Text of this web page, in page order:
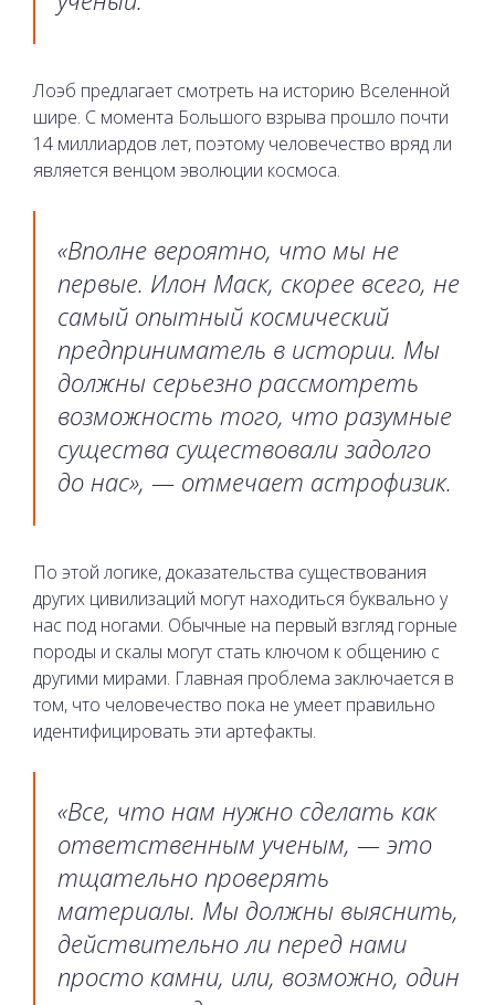
Лоэб предлагает смотреть на историю Вселенной
шире. С момента Большого взрыва прошло почти
14 миллиардов лет, поэтому человечество вряд ли
является венцом эволюции космоса.
«Вполне вероятно, что мы не
первые. Илон Маск, скорее всего, не
самый опытный космический
предприниматель в истории. Мы
должны серьезно рассмотреть
возможность того, что разумные
существа существовали задолго
до нас», — отмечает астрофизик.
По этой логике, доказательства существования
других цивилизаций могут находиться буквально у
нас под ногами. Обычные на первый взгляд горные
породы и скалы могут стать ключом к общению с
другими мирами. Главная проблема заключается в
том, что человечество пока не умеет правильно
идентифицировать эти артефакты.
«Все, что нам нужно сделать как
ответственным ученым, — это
тщательно проверять
материалы. Мы должны выяснить,
действительно ли перед нами
просто камни, или, возможно, один